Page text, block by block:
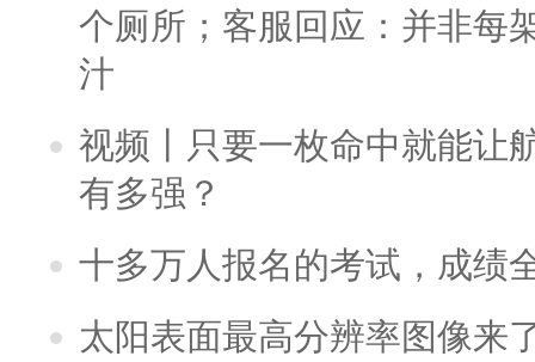
个厕所；客服回应：并非每
汁
视频丨只要一枚命中就能让
有多强？
十多万人报名的考试，成绩
太阳表面最高分辨率图像来